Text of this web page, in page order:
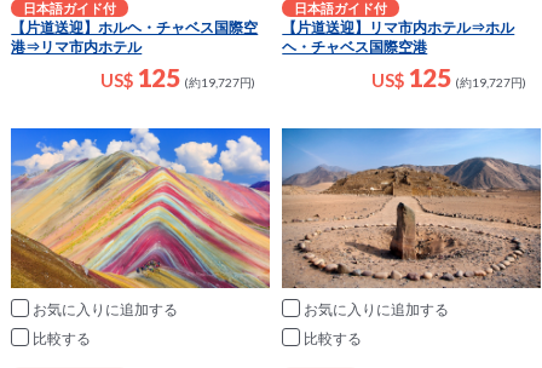
日本語ガイド付
【片道送迎】ホルヘ・チャベス国際空
港⇒リマ市内ホテル
US$ 125 (約19,727円)
日本語ガイド付
【片道送迎】リマ市内ホテル⇒ホル
ヘ・チャベス国際空港
US$ 125 (約19,727円)
お気に入りに追加
比較
お気に入りに追加
比較